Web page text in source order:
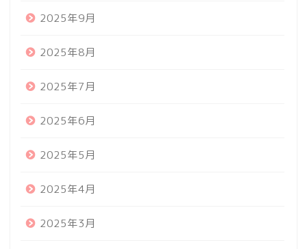
2025年9月
2025年8月
2025年7月
2025年6月
2025年5月
2025年4月
2025年3月